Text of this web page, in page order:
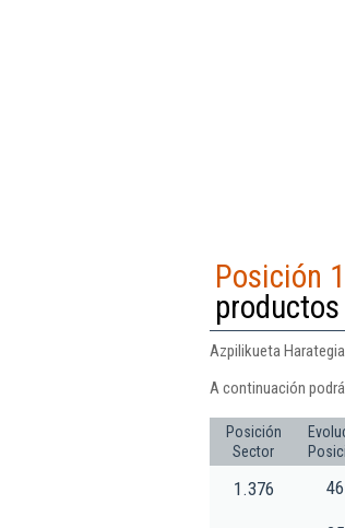
Posición
Azpilikueta
A continuación
Posición
Sector
1.376 46